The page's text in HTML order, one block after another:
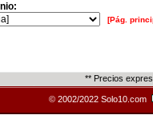
[Pág.
** Precios
© 2002/2022 Solo10.com